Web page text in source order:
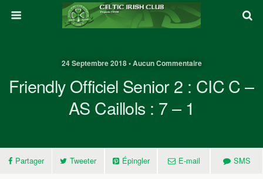
24 Septembre 2018 • Aucun Commentaire
Friendly Officiel Senior 2 : CIC C –
AS Caillols : 7 – 1
Partager Tweeter Épingler E-mail SMS